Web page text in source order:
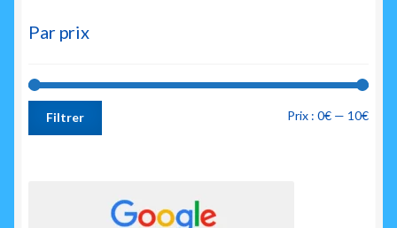
Par prix
Prix
Prix
Filtrer Prix : 0€ — 10€